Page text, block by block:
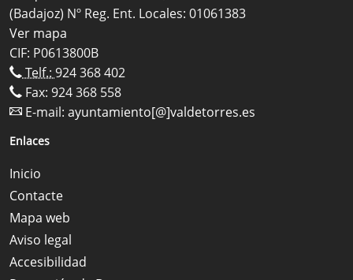
(Badajoz) Nº Reg. Ent. Locales: 01061383
Ver mapa
CIF: P0613800B
Telf.: 924 368 402
Fax: 924 368 558
E-mail: ayuntamiento[@]valdetorres.es
Enlaces
Inicio
Contacte
Mapa web
Aviso legal
Accesibilidad